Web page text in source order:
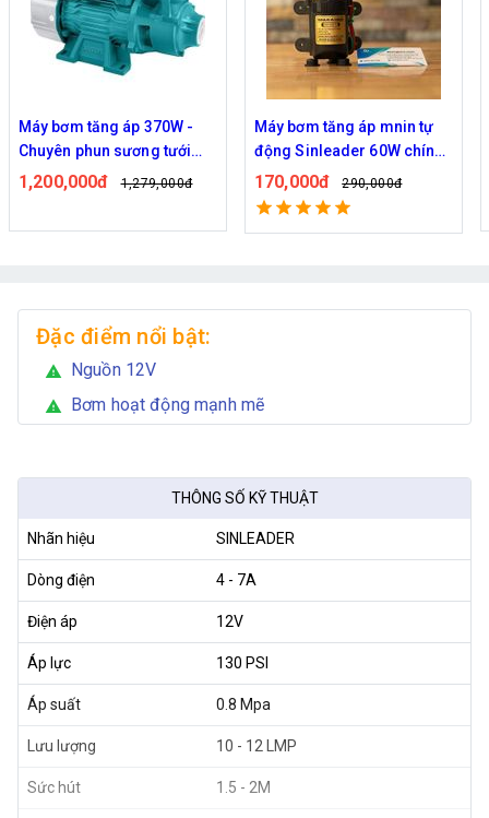
Máy bơm tăng áp mnin tự
động Sinleader 60W chính
hãng
170,000đ 290,000đ
Bơm đồng tâm Kazuma
0.5HP - Chuyên bơm tưới
vườn cây
1,690,000đ 2,189,000đ
Đặc điểm nổi bật:
warning Nguồn 12V
warning Bơm hoạt động mạnh mẽ
THÔNG SỐ KỸ THUẬT
Nhãn hiệu SINLEADER
Dòng điện 4 - 7A
Điện áp 12V
Áp lực 130 PSI
Áp suất 0.8 Mpa
Lưu lượng 10 - 12 LMP
Sức hút 1.5 - 2M